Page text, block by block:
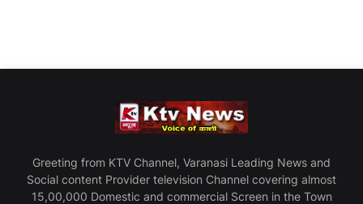
Greeting from KTV Channel, Varanasi Leading News and
Social content Provider television Channel covering almost
15,00,000 Domestic and commercial Screen in the Town